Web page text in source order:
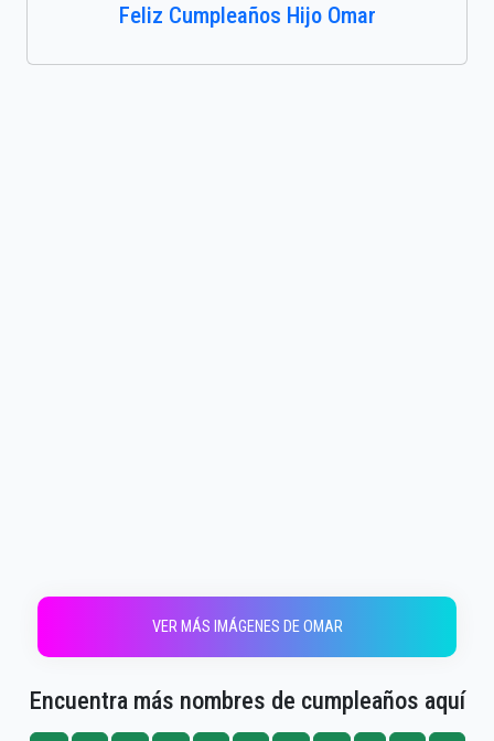
Feliz Cumpleaños Hijo Omar
VER MÁS IMÁGENES DE OMAR
Encuentra más nombres de cumpleaños aquí